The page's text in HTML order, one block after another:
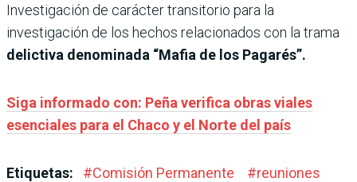
Investigación de carácter transitorio para la
investigación de los hechos relacionados con la trama
delictiva denominada “Mafia de los Pagarés”.
Siga informado con: Peña verifica obras viales
esenciales para el Chaco y el Norte del país
Etiquetas: #Comisión Permanente #reuniones